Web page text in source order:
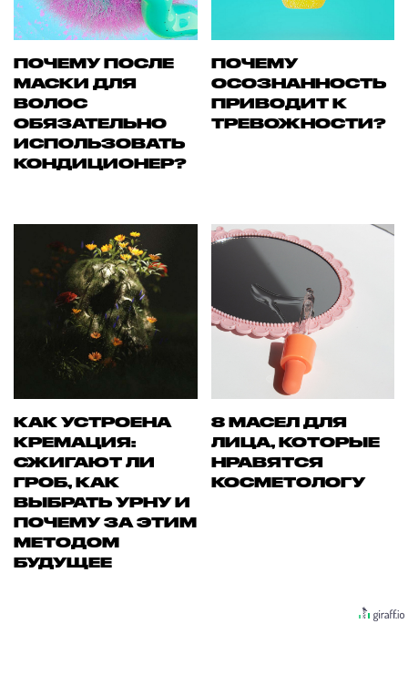
ПОЧЕМУ ПОСЛЕ
МАСКИ ДЛЯ
ВОЛОС
ОБЯЗАТЕЛЬНО
ИСПОЛЬЗОВАТЬ
КОНДИЦИОНЕР?
ПОЧЕМУ
ОСОЗНАННОСТЬ
ПРИВОДИТ К
ТРЕВОЖНОСТИ?
КАК УСТРОЕНА
КРЕМАЦИЯ:
СЖИГАЮТ ЛИ
ГРОБ, КАК
ВЫБРАТЬ УРНУ И
ПОЧЕМУ ЗА ЭТИМ
МЕТОДОМ
БУДУЩЕЕ
8 МАСЕЛ ДЛЯ
ЛИЦА, КОТОРЫЕ
НРАВЯТСЯ
КОСМЕТОЛОГУ